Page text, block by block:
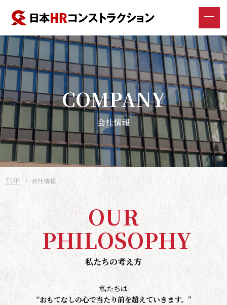
COMPANY
会社情報
TOP 会社情報
OUR
PHILOSOPHY
私たちの考え方
私たちは
“おもてなしの心で当たり前を超えていきます。”